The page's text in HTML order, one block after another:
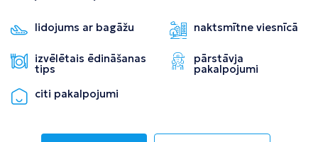
lidojums ar bagāžu naktsmītne viesnīcā
izvēlētais ēdināšanas
tips
pārstāvja
pakalpojumi
citi pakalpojumi